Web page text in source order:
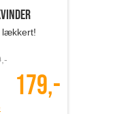
lækkert!
,-
179,-